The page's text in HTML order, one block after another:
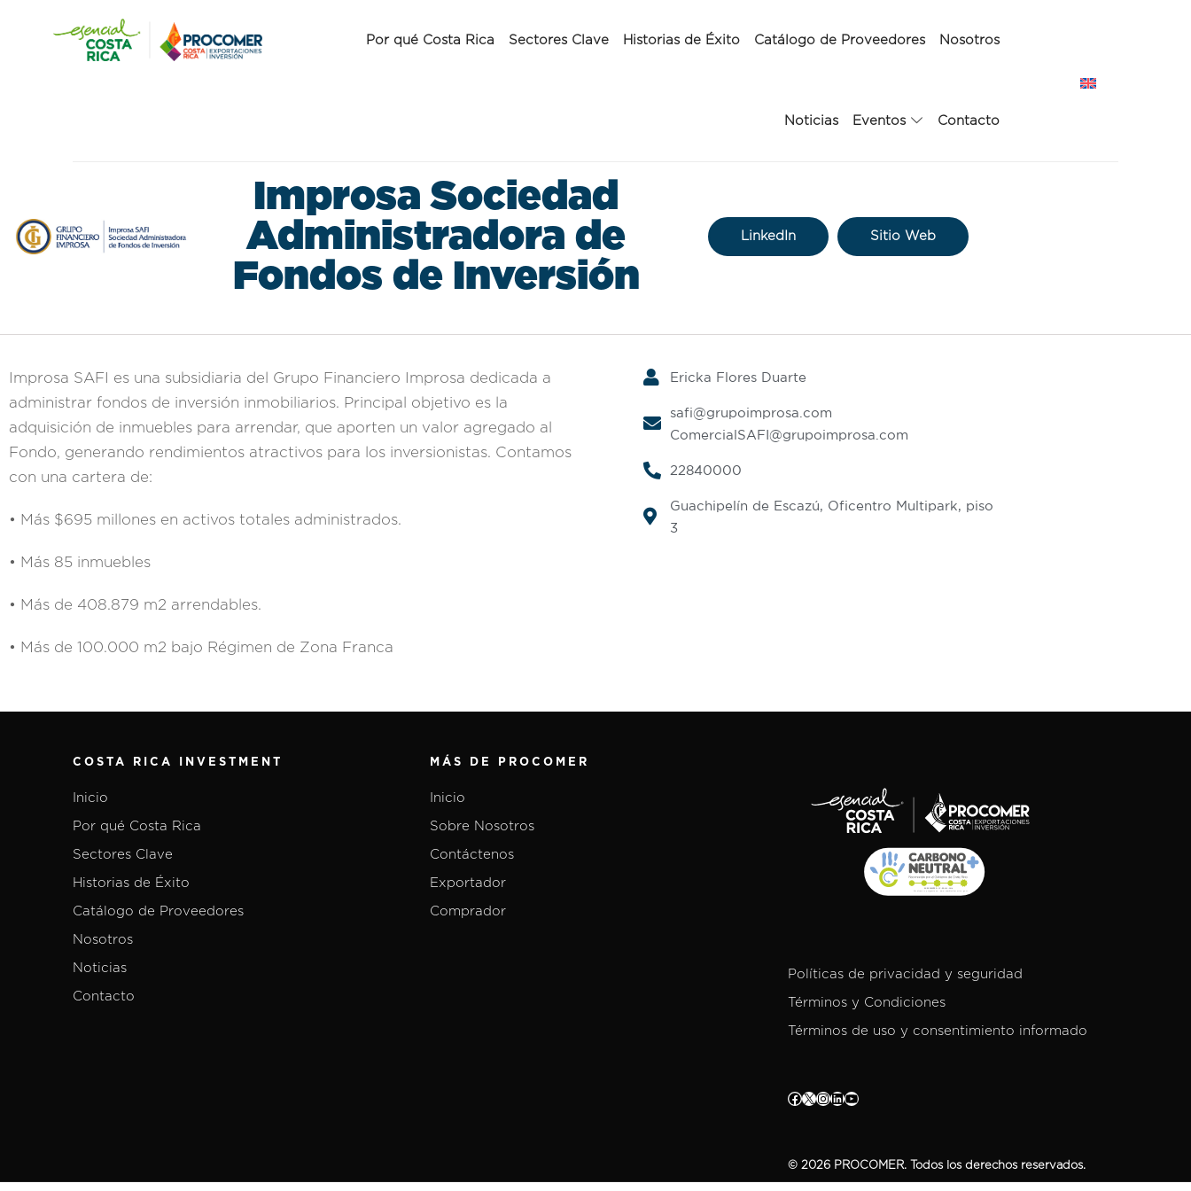
Por qué Costa Rica Sectores Clave Historias de Éxito Catálogo de Proveedores Nosotros
Noticias Eventos Contacto
Improsa Sociedad
Administradora de
Fondos de Inversión
LinkedIn Sitio Web
Improsa SAFI es una subsidiaria del Grupo Financiero Improsa dedicada a
administrar fondos de inversión inmobiliarios. Principal objetivo es la
adquisición de inmuebles para arrendar, que aporten un valor agregado al
Fondo, generando rendimientos atractivos para los inversionistas. Contamos
con una cartera de:
• Más $695 millones en activos totales administrados.
• Más 85 inmuebles
• Más de 408.879 m2 arrendables.
• Más de 100.000 m2 bajo Régimen de Zona Franca
Ericka Flores Duarte
safi@grupoimprosa.com
ComercialSAFI@grupoimprosa.com
22840000
Guachipelín de Escazú, Oficentro Multipark, piso
3
COSTA RICA INVESTMENT
Inicio
Por qué Costa Rica
Sectores Clave
Historias de Éxito
Catálogo de Proveedores
Nosotros
Noticias
Contacto
MÁS DE PROCOMER
Inicio
Sobre Nosotros
Contáctenos
Exportador
Comprador
Políticas de privacidad y seguridad
Términos y Condiciones
Términos de uso y consentimiento informado
© 2026 PROCOMER. Todos los derechos reservados.